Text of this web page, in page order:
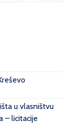
u vlasništvu
– licitacije